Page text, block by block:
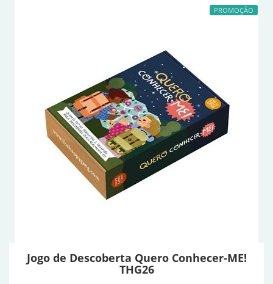
PROMOÇÃO
Jogo de Descoberta Quero Conhecer-ME!
THG26